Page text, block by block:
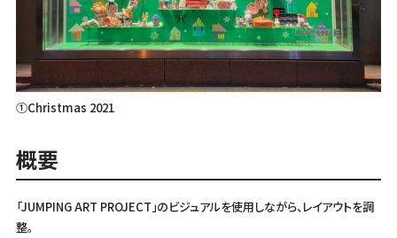
①Christmas 2021
概要
「JUMPING ART PROJECT」のビジュアルを使用しながら、レイアウトを調
整。